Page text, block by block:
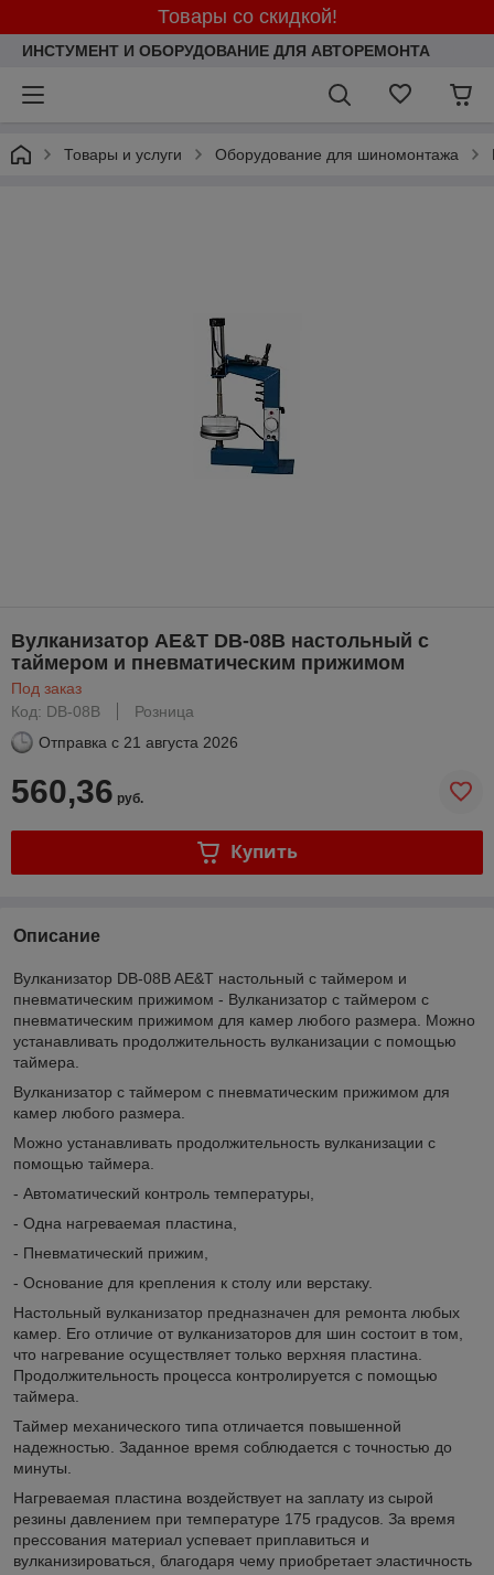
Товары со скидкой!
ИНСТУМЕНТ И ОБОРУДОВАНИЕ ДЛЯ АВТОРЕМОНТА
Товары и услуги Оборудование для шиномонтажа
Вулканизатор AE&T DB-08B настольный с
таймером и пневматическим прижимом
Под заказ
Код: DB-08B
Розница
Отправка с 21 августа 2026
560,36 руб.
Купить
Описание
Вулканизатор DB-08B AE&T настольный с таймером и
пневматическим прижимом - Вулканизатор с таймером с
пневматическим прижимом для камер любого размера. Можно
устанавливать продолжительность вулканизации с помощью
таймера.
Вулканизатор с таймером с пневматическим прижимом для
камер любого размера.
Можно устанавливать продолжительность вулканизации с
помощью таймера.
- Автоматический контроль температуры,
- Одна нагреваемая пластина,
- Пневматический прижим,
- Основание для крепления к столу или верстаку.
Настольный вулканизатор предназначен для ремонта любых
камер. Его отличие от вулканизаторов для шин состоит в том,
что нагревание осуществляет только верхняя пластина.
Продолжительность процесса контролируется с помощью
таймера.
Таймер механического типа отличается повышенной
надежностью. Заданное время соблюдается с точностью до
минуты.
Нагреваемая пластина воздействует на заплату из сырой
резины давлением при температуре 175 градусов. За время
прессования материал успевает приплавиться и
вулканизироваться, благодаря чему приобретает эластичность